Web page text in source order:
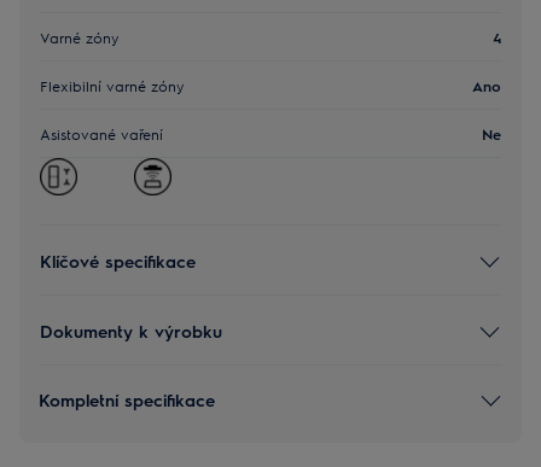
Varné zóny 4
Flexibilní varné zóny Ano
Asistované vaření Ne
Klíčové specifikace
Dokumenty k výrobku
Kompletní specifikace